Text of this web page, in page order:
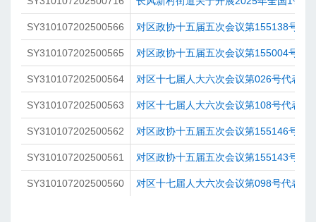
SY310107202500566 对区政协十五届五次会议第155138号提
SY310107202500565 对区政协十五届五次会议第155004号提
SY310107202500564 对区十七届人大六次会议第026号代表建
SY310107202500563 对区十七届人大六次会议第108号代表建
SY310107202500562 对区政协十五届五次会议第155146号提
SY310107202500561 对区政协十五届五次会议第155143号提
SY310107202500560 对区十七届人大六次会议第098号代表建